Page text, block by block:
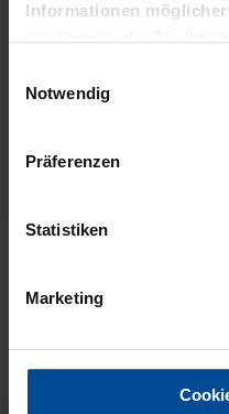
Informationen
gesammelt haben.
Notwendig
Präferenzen
Statistiken
Marketing
KIDS